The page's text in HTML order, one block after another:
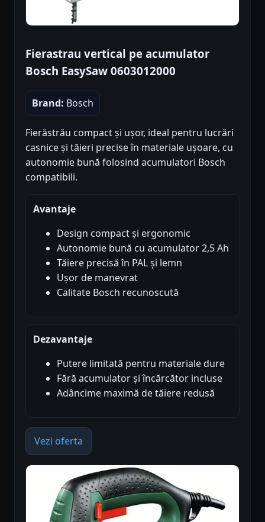
Fierastrau vertical pe acumulator
Bosch EasySaw 0603012000
Brand: Bosch
Fierăstrău compact și ușor, ideal pentru lucrări
casnice și tăieri precise în materiale ușoare, cu
autonomie bună folosind acumulatori Bosch
compatibili.
Avantaje
Design compact și ergonomic
Autonomie bună cu acumulator 2,5 Ah
Tăiere precisă în PAL și lemn
Ușor de manevrat
Calitate Bosch recunoscută
Dezavantaje
Putere limitată pentru materiale dure
Fără acumulator și încărcător incluse
Adâncime maximă de tăiere redusă
Vezi oferta